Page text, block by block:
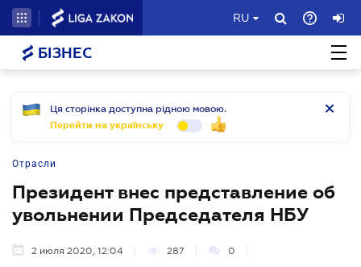
RU
БІЗНЕС
Ця сторінка доступна рідною мовою.
Перейти на українську
Отрасли
Президент внес представление об
увольнении Председателя НБУ
2 июля 2020, 12:04 287 0